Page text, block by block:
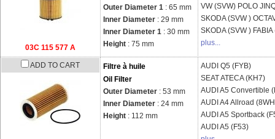
03C 115 577 A
Outer Diameter 1 : 65 mm
Inner Diameter : 29 mm
Inner Diameter 1 : 30 mm
Height : 75 mm
VW (SVW) POLO
SKODA (SVW )
SKODA (SVW )
plus...
ADD TO CART
Filtre à huile
Oil Filter
Outer Diameter : 53 mm
Inner Diameter : 24 mm
Height : 112 mm
AUDI Q5 (FYB)
SEATATECA (KH7)
AUDI A5 Convertible
AUDI A4 Allroad
AUDI A5 Sportback
AUDI A5 (F53)